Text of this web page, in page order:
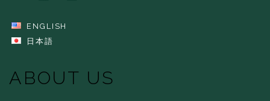
ENGLISH
日本語
ABOUT US